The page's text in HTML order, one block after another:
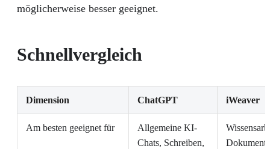
möglicherweise besser geeignet.
Schnellvergleich
Dimension ChatGPT iWeaver
Am besten geeignet für
Allgemeine KI-
Chats, Schreiben,